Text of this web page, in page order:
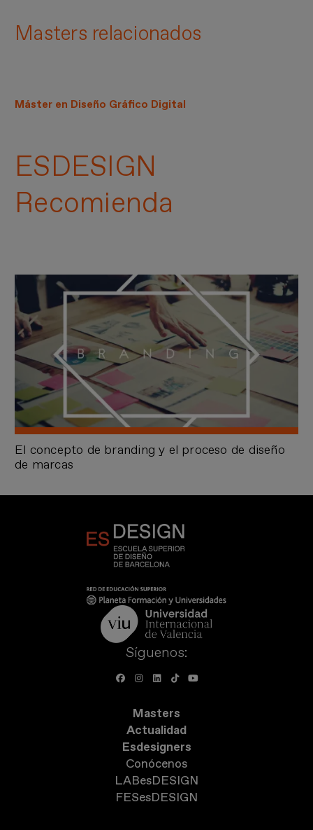
Masters relacionados
Máster en Diseño Gráfico Digital
ESDESIGN
Recomienda
El concepto de branding y el proceso de diseño
de marcas
Síguenos:
Masters
Actualidad
Esdesigners
Conócenos
LABesDESIGN
FESesDESIGN